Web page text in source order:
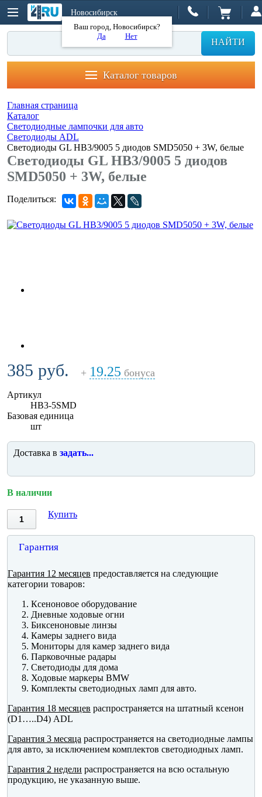
Новосибирск
Ваш город, Новосибирск?
Да
Нет
НАЙТИ
Каталог товаров
Главная страница
Каталог
Светодиодные лампочки для авто
Светодиоды ADL
Светодиоды GL HB3/9005 5 диодов SMD5050 + 3W, белые
Светодиоды GL HB3/9005 5 диодов
SMD5050 + 3W, белые
Поделиться:
385 руб. + 19.25 бонуса
Артикул
HB3-5SMD
Базовая единица
шт
Доставка в задать...
В наличии
Купить
Гарантия
Гарантия 12 месяцев предоставляется на следующие
категории товаров:
Ксеноновое оборудование
Дневные ходовые огни
Биксеноновые линзы
Камеры заднего вида
Мониторы для камер заднего вида
Парковочные радары
Светодиоды для дома
Ходовые маркеры BMW
Комплекты светодиодных ламп для авто.
Гарантия 18 месяцев распространяется на штатный ксенон
(D1…..D4) ADL
Гарантия 3 месяца распространяется на светодиодные лампы
для авто, за исключением комплектов светодиодных ламп.
Гарантия 2 недели распространяется на всю остальную
продукцию, не указанную выше.